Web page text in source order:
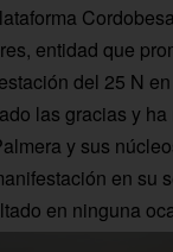
entidad que
del 25 N
las gracias y
y sus
en su
en ninguna